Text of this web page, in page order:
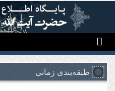
رفتن به محتوای اصلی
طبقه‌بندی زمانی